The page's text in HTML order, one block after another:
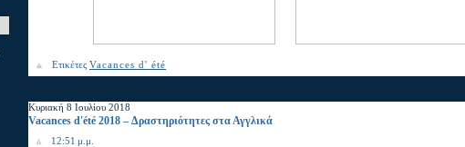
Ετικέτες Vacances d' été
Κυριακή 8 Ιουλίου 2018
Vacances d'été 2018 – Δραστηριότητες στα Αγγλικά
12:51 μ.μ.